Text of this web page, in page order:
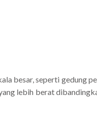
besar, seperti gedung
lebih berat